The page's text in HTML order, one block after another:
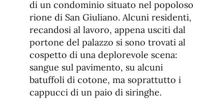
fuente.
di un condominio situato nel popoloso
rione di San Giuliano. Alcuni residenti,
recandosi al lavoro, appena usciti dal
portone del palazzo si sono trovati al
cospetto di una deplorevole scena:
sangue sul pavimento, su alcuni
batuffoli di cotone, ma soprattutto i
cappucci di un paio di siringhe.